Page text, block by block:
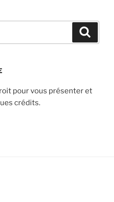
pour vous présenter et
crédits.